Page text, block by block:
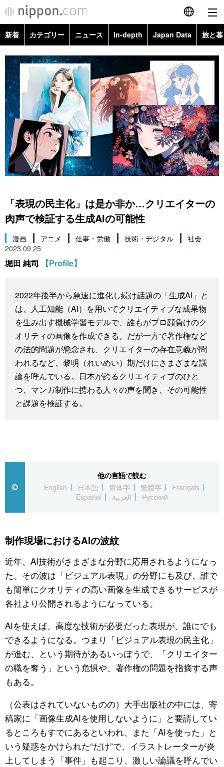
English
简体字
繁體字
Français
Español
العربية
カテゴリー
政治・外交
経済・ビジネス
社会
文化
科学・技術
暮らし
スポーツ・東京2020
ニュース
トップ
In-depth
旅と暮らし
動画/Live
Books
Cinema
Topics
Images
People
東京
新着 カテゴリー ニュース In-depth Japan Data 旅と
政治・外交
経済・ビジネス
国際・海外
社会
文化
暮らし
スポーツ・東京2020
Topics
Images
People
東京
お知らせ
「表現の民主化」は是か非か…クリエイターの
肉声で検証する生成AIの可能性
漫画 アニメ 仕事・労働 技術・デジタル
社会
2023.09.25
堀田 純司 【Profile】
2022年後半から急速に進化し続け話題の「生成AI」と
は、人工知能（AI）を用いてクリエイティブな成果物
を生み出す機械学習モデルで、誰もがプロ顔負けのク
オリティの画像を作成できる。だが一方で著作権など
の法的問題が懸念され、クリエイターの存在意義が問
われるなど、黎明（れいめい）期だけにさまざまな議
論を呼んでいる。日本が誇るクリエイティブのひと
つ、マンガ制作に携わる人々の声を聞き、その可能性
と課題を検証する。
他の言語で読む
English
日本語 简体字 繁體字
Français
Español
العربية Русский
制作現場におけるAIの波紋
近年、AI技術がさまざまな分野に応用されるようになっ
た。その波は「ビジュアル表現」の分野にも及び、誰で
も簡単にクオリティの高い画像を生成できるサービスが
各社より公開されるようになっている。
AIを使えば、高度な技術が必要だった表現が、誰にでも
できるようになる。つまり「ビジュアル表現の民主化」
が進む、という期待があるいっぽうで、「クリエイター
の職を奪う」という危惧や、著作権の問題を指摘する声
もある。
（公表はされていないものの）大手出版社の中には、寄
稿家に「画像生成AIを使用しないように」と要請してい
るところもすでにあるといわれ、また「AIを使った」と
いう疑惑をかけられた“だけ”で、イラストレーターが炎
上してしまう「事件」も起こり、激しい論議を呼んでい